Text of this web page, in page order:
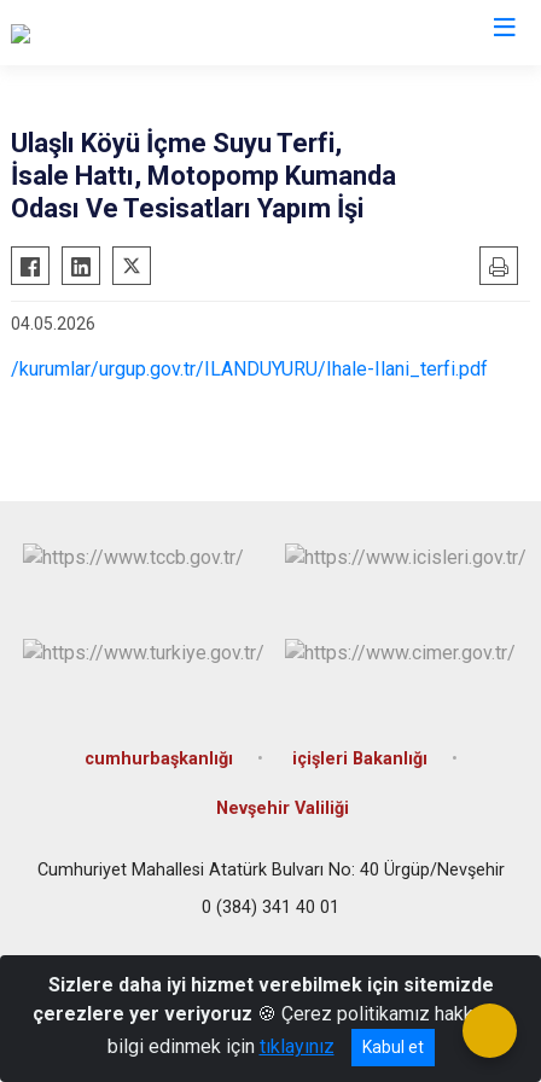
Acıgöl
Derinkuyu
Kozaklı
Ulaşlı Köyü İçme Suyu Terfi,
İsale Hattı, Motopomp Kumanda
Odası Ve Tesisatları Yapım İşi
04.05.2026
/kurumlar/urgup.gov.tr/ILANDUYURU/Ihale-Ilani_terfi.pdf
cumhurbaşkanlığı içişleri Bakanlığı
Nevşehir Valiliği
Cumhuriyet Mahallesi Atatürk Bulvarı No: 40 Ürgüp/Nevşehir
0 (384) 341 40 01
Sizlere daha iyi hizmet verebilmek için sitemizde
çerezlere yer veriyoruz 🍪 Çerez politikamız hakkında
bilgi edinmek için tıklayınız Kabul et